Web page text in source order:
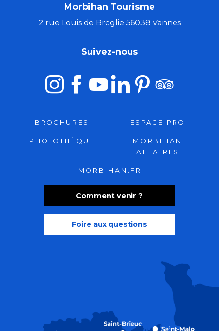
Morbihan Tourisme
2 rue Louis de Broglie 56038 Vannes
Comment venir ?
Foire aux questions
Suivez-nous
BROCHURES ESPACE PRO
PHOTOTHÈQUE
MORBIHAN
AFFAIRES
MORBIHAN.FR